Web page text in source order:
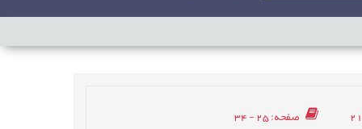
صفحه: 25 - 34